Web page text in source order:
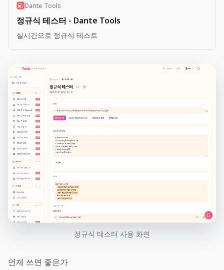
Dante Tools
정규식 테스터 - Dante Tools
실시간으로 정규식 테스트
정규식 테스터 사용 화면
언제 쓰면 좋은가